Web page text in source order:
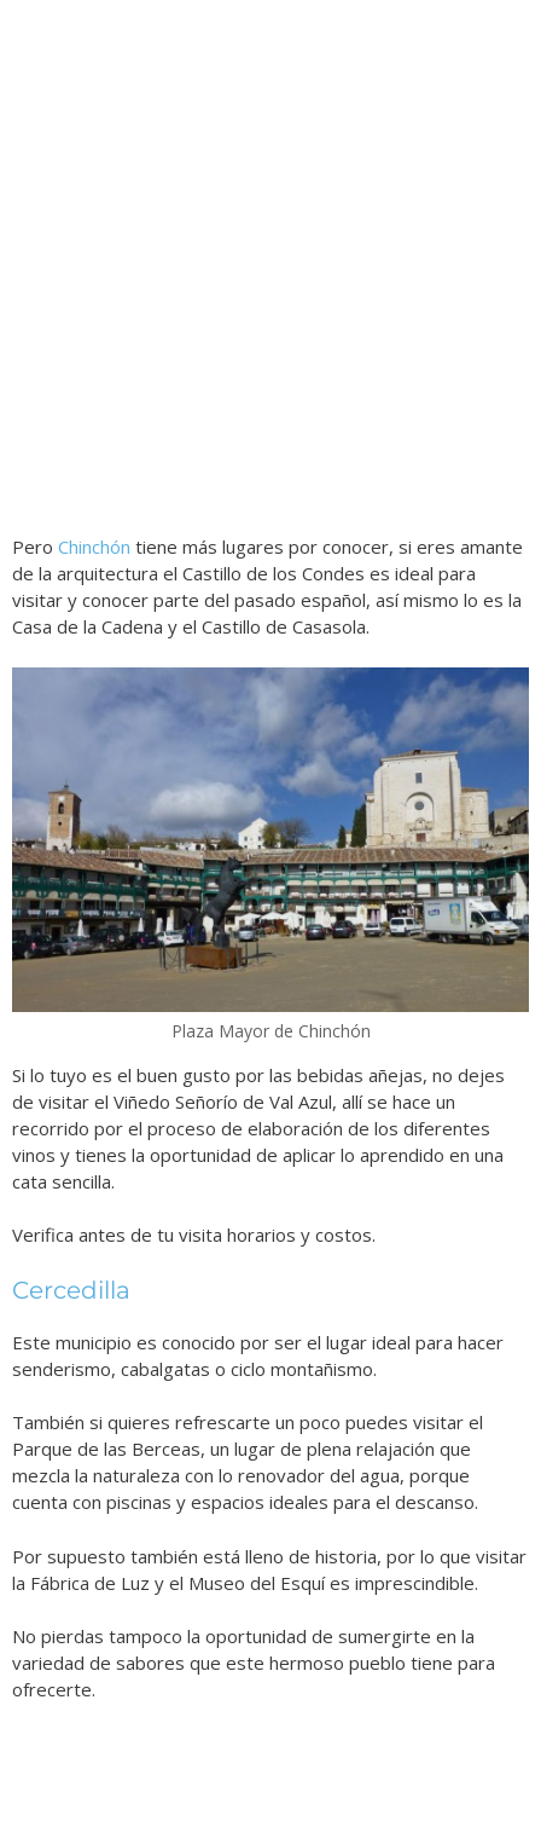
Pero Chinchón tiene más lugares por conocer, si eres amante
de la arquitectura el Castillo de los Condes es ideal para
visitar y conocer parte del pasado español, así mismo lo es la
Casa de la Cadena y el Castillo de Casasola.
Plaza Mayor de Chinchón
Si lo tuyo es el buen gusto por las bebidas añejas, no dejes
de visitar el Viñedo Señorío de Val Azul, allí se hace un
recorrido por el proceso de elaboración de los diferentes
vinos y tienes la oportunidad de aplicar lo aprendido en una
cata sencilla.
Verifica antes de tu visita horarios y costos.
Cercedilla
Este municipio es conocido por ser el lugar ideal para hacer
senderismo, cabalgatas o ciclo montañismo.
También si quieres refrescarte un poco puedes visitar el
Parque de las Berceas, un lugar de plena relajación que
mezcla la naturaleza con lo renovador del agua, porque
cuenta con piscinas y espacios ideales para el descanso.
Por supuesto también está lleno de historia, por lo que visitar
la Fábrica de Luz y el Museo del Esquí es imprescindible.
No pierdas tampoco la oportunidad de sumergirte en la
variedad de sabores que este hermoso pueblo tiene para
ofrecerte.